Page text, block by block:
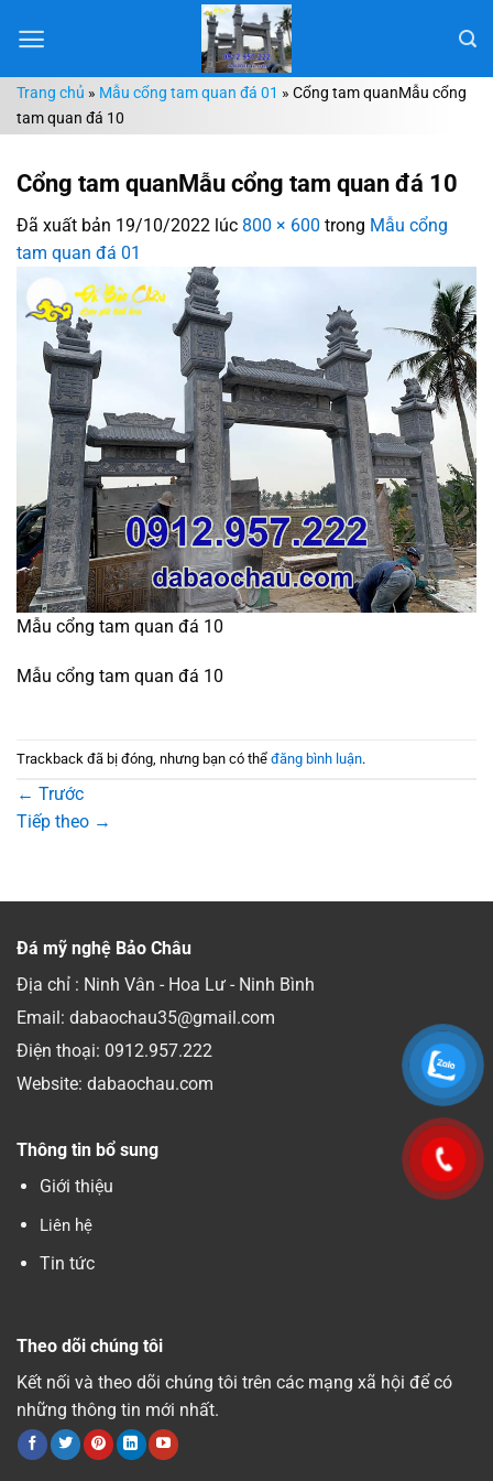
đến
dungTrang chủ » Mẫu cổng tam quan đá 01 » Cổng tam quanMẫu cổng
tam quan đá 10
Cổng tam quanMẫu cổng tam quan đá 10
Đã xuất bản 19/10/2022 lúc 800 × 600 trong Mẫu cổng
tam quan đá 01
Mẫu cổng tam quan đá 10
Mẫu cổng tam quan đá 10
Trackback đã bị đóng, nhưng bạn có thể đăng bình luận.
← Trước
Tiếp theo →
Đá mỹ nghệ Bảo Châu
Địa chỉ : Ninh Vân - Hoa Lư - Ninh Bình
Email: dabaochau35@gmail.com
Điện thoại: 0912.957.222
Website: dabaochau.com
Thông tin bổ sung
Giới thiệu
Liên hệ
Tin tức
Theo dõi chúng tôi
Kết nối và theo dõi chúng tôi trên các mạng xã hội để có
những thông tin mới nhất.